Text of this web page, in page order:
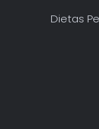
Dietas